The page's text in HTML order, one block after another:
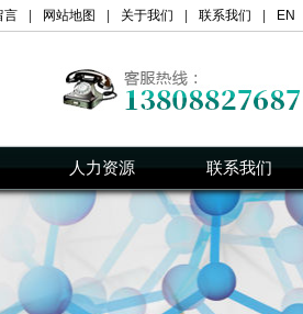
言 网站地图 关于我们 联系我们 EN
人力资源 联系我们